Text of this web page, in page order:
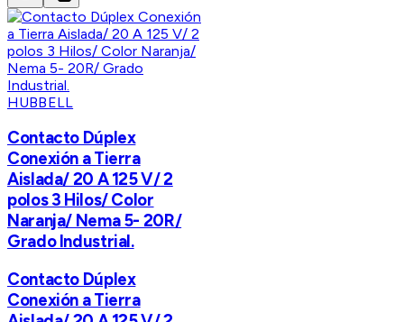
HUBBELL
Contacto Dúplex
Conexión a Tierra
Aislada/ 20 A 125 V/ 2
polos 3 Hilos/ Color
Naranja/ Nema 5- 20R/
Grado Industrial.
Contacto Dúplex
Conexión a Tierra